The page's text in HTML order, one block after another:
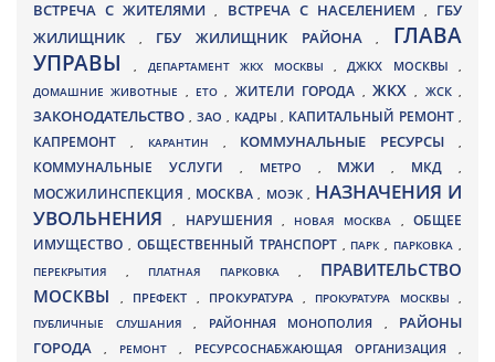
ВСТРЕЧА С ЖИТЕЛЯМИ, ВСТРЕЧА С НАСЕЛЕНИЕМ , ГБУ
ЖИЛИЩНИК
, ГБУ ЖИЛИЩНИК РАЙОНА, ГЛАВА
УПРАВЫ, ДЕПАРТАМЕНТ ЖКХ МОСКВЫ ,ДЖКХ МОСКВЫ ,
ДОМАШНИЕ ЖИВОТНЫЕ , ЕТО, ЖИТЕЛИ ГОРОДА , ЖКХ, ЖСК,
ЗАКОНОДАТЕЛЬСТВО , ЗАО , КАДРЫ, КАПИТАЛЬНЫЙ РЕМОНТ ,
КАПРЕМОНТ , КАРАНТИН , КОММУНАЛЬНЫЕ РЕСУРСЫ,
КОММУНАЛЬНЫЕ УСЛУГИ , МЕТРО , МЖИ, МКД ,
МОСЖИЛИНСПЕКЦИЯ, МОСКВА , МОЭК , НАЗНАЧЕНИЯ И
УВОЛЬНЕНИЯ, НАРУШЕНИЯ , НОВАЯ МОСКВА ,ОБЩЕЕ
ИМУЩЕСТВО , ОБЩЕСТВЕННЫЙ ТРАНСПОРТ , ПАРК, ПАРКОВКА ,
ПЕРЕКРЫТИЯ , ПЛАТНАЯ ПАРКОВКА , ПРАВИТЕЛЬСТВО
МОСКВЫ
, ПРЕФЕКТ , ПРОКУРАТУРА , ПРОКУРАТУРА МОСКВЫ ,
ПУБЛИЧНЫЕ СЛУШАНИЯ , РАЙОННАЯ МОНОПОЛИЯ , РАЙОНЫ
ГОРОДА
, РЕМОНТ , РЕСУРСОСНАБЖАЮЩАЯ ОРГАНИЗАЦИЯ ,